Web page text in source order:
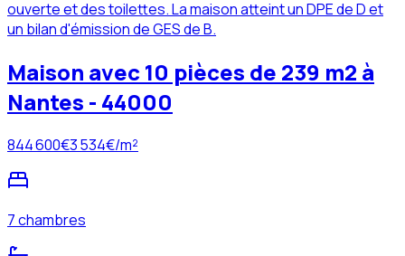
ouverte et des toilettes. La maison atteint un DPE de D et
un bilan d'émission de GES de B.
Maison avec 10 pièces de 239 m2 à
Nantes - 44000
844 600€3 534€/m²
7 chambres